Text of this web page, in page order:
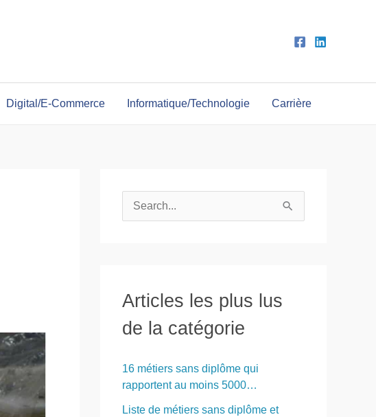
Digital/E-Commerce Informatique/Technologie Carrière
e
r
c
Articles les plus lus
de la catégorie
16 métiers sans diplôme qui
rapportent au moins 5000…
Liste de métiers sans diplôme et